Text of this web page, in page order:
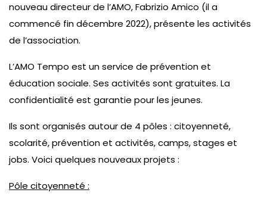
nouveau directeur de l’AMO, Fabrizio Amico (il a
commencé fin décembre 2022), présente les activités
de l’association.
L’AMO Tempo est un service de prévention et
éducation sociale. Ses activités sont gratuites. La
confidentialité est garantie pour les jeunes.
Ils sont organisés autour de 4 pôles : citoyenneté,
scolarité, prévention et activités, camps, stages et
jobs. Voici quelques nouveaux projets :
Pôle citoyenneté :